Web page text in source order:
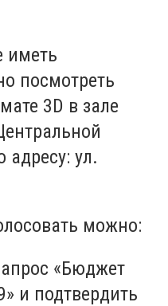
иметь
посмотреть
3D в зале
адресу: ул.
можно:
«Бюджет
и подтвердить